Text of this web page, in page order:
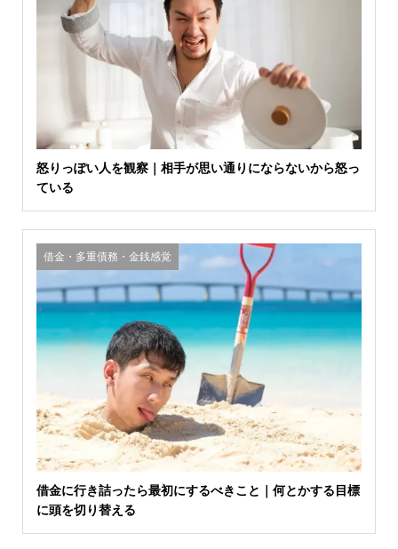
怒りっぽい人を観察｜相手が思い通りにならないから怒っ
ている
借金・多重債務・金銭感覚
借金に行き詰ったら最初にするべきこと｜何とかする目標
に頭を切り替える